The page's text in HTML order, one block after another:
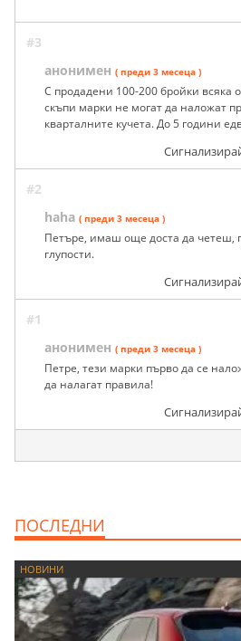
#3
анонимен ( преди 3 месеца )
С продадени 100-200 бройки всяка
скъпи марки не могат да наложат
кварталните кучета. До 5 години
#2
haha ( преди 3 месеца )
Петъре, имаш още доста да четеш,
глупости.
#1
анонимен ( преди 3 месеца )
Петре, тези марки първо да се
да налагат правила!
ПОСЛЕДНИ
НОВИНИ